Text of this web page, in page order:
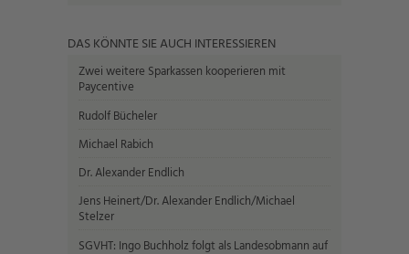
DAS KÖNNTE SIE AUCH INTERESSIEREN
Zwei weitere Sparkassen kooperieren mit
Paycentive
Rudolf Bücheler
Michael Rabich
Dr. Alexander Endlich
Jens Heinert/Dr. Alexander Endlich/Michael
Stelzer
SGVHT: Ingo Buchholz folgt als Landesobmann auf